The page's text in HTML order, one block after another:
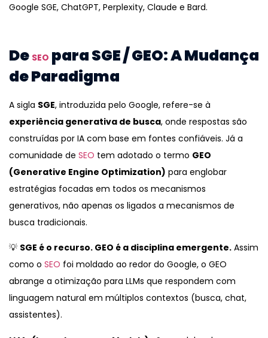
Google SGE, ChatGPT, Perplexity, Claude e Bard.
De SEO para SGE / GEO: A Mudança
de Paradigma
A sigla SGE, introduzida pelo Google, refere-se à
experiência generativa de busca, onde respostas são
construídas por IA com base em fontes confiáveis. Já a
comunidade de SEO tem adotado o termo GEO
(Generative Engine Optimization) para englobar
estratégias focadas em todos os mecanismos
generativos, não apenas os ligados a mecanismos de
busca tradicionais.
💡 SGE é o recurso. GEO é a disciplina emergente. Assim
como o SEO foi moldado ao redor do Google, o GEO
abrange a otimização para LLMs que respondem com
linguagem natural em múltiplos contextos (busca, chat,
assistentes).